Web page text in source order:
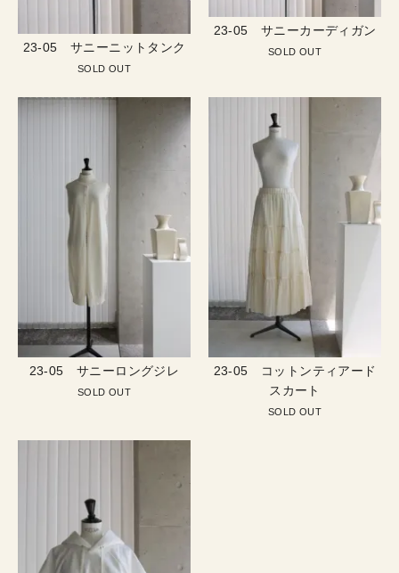
23-05 サニーニットタンク
SOLD OUT
23-05 サニーカーディガン
SOLD OUT
23-05 サニーロングジレ
SOLD OUT
23-05 コットンティアード
スカート
SOLD OUT